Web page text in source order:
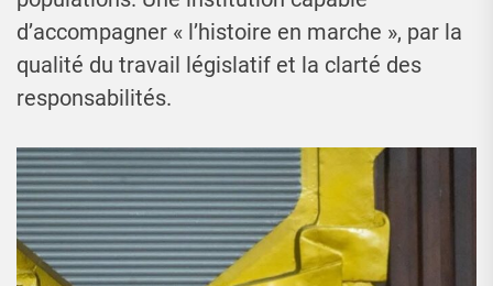
d’accompagner « l’histoire en marche », par la
qualité du travail législatif et la clarté des
responsabilités.